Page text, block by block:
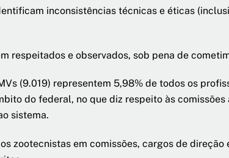
inconsistências técnicas e éticas
respeitados e observados, sob pena de
(9.019) representem 5,98% de todos os
do federal, no que diz respeito às comissões
sistema.
zootecnistas em comissões, cargos de